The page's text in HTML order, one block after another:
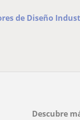
de Diseño
Descubre